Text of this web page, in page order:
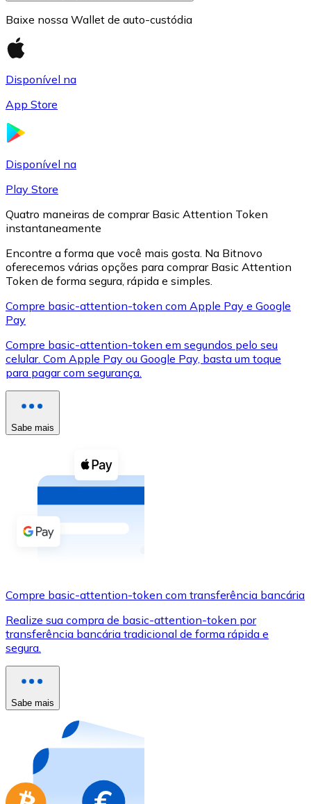
Ver tudo
Cupons cripto
Compre criptomoedas com dinheiro e outros
Transferência SEPA
Comprar com transferência bancária
Comprar com cartão
Loja - Cartões-presente
Novo
Compre cartões-presente das suas marcas favoritas
Ir para a loja de cartões-presente
Baixe nossa Wallet de auto-custódia
Disponível na
App Store
Disponível na
Play Store
Quatro maneiras de comprar Basic Attention Token
instantaneamente
Encontre a forma que você mais gosta. Na Bitnovo
oferecemos várias opções para comprar Basic Attention
Token de forma segura, rápida e simples.
Compre basic-attention-token com Apple Pay e Google
Pay
Compre basic-attention-token em segundos pelo seu
celular. Com Apple Pay ou Google Pay, basta um toque
para pagar com segurança.
Sabe mais
Compre basic-attention-token com transferência bancária
Realize sua compra de basic-attention-token por
transferência bancária tradicional de forma rápida e
segura.
Sabe mais